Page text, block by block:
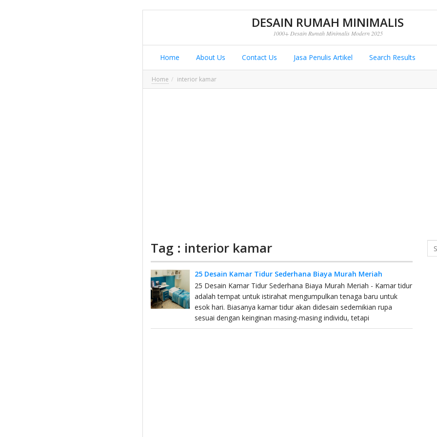
DESAIN RUMAH MINIMALIS
1000+ Desain Rumah Minimalis Modern 2025
Home About Us Contact Us Jasa Penulis Artikel Search Results
Home interior kamar
Tag : interior kamar
25 Desain Kamar Tidur Sederhana Biaya Murah Meriah
25 Desain Kamar Tidur Sederhana Biaya Murah Meriah - Kamar tidur
adalah tempat untuk istirahat mengumpulkan tenaga baru untuk
esok hari. Biasanya kamar tidur akan didesain sedemikian rupa
sesuai dengan keinginan masing-masing individu, tetapi